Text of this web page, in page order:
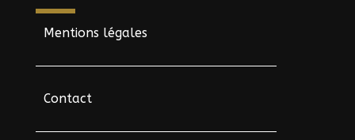
Mentions légales
Contact